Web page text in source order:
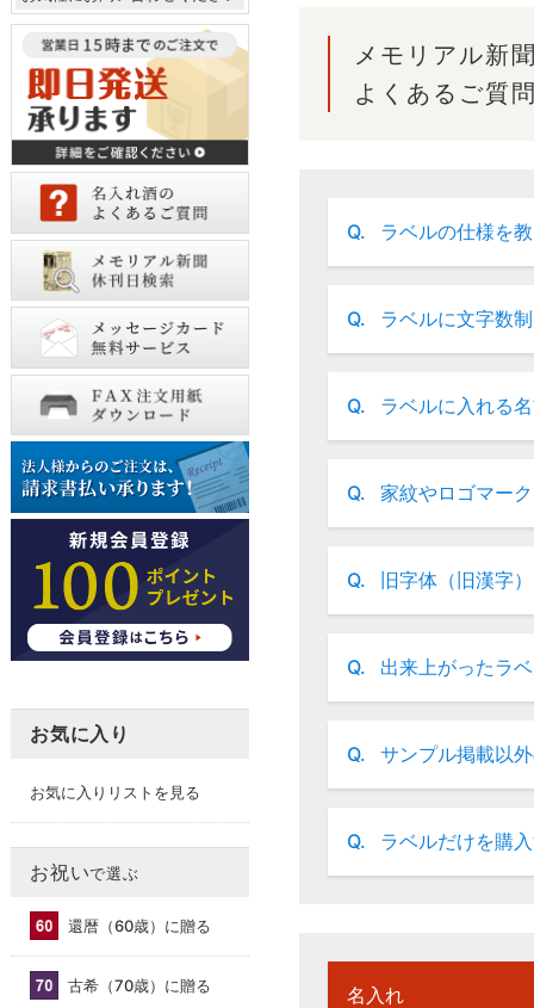
メモリアル新
よくあるご質
Q. ラベルの仕様を
Q. ラベルに文字数
Q. ラベルに入れる
Q. 家紋やロゴマー
Q. 旧字体（旧漢字
Q. 出来上がったラ
Q. サンプル掲載以
Q. ラベルだけを購
名入れ
お気に入り
お気に入りリストを見る
お祝いで選ぶ
還暦（60歳）に贈る
古希（70歳）に贈る